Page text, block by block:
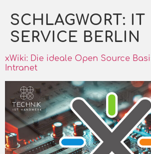
SCHLAGWORT: IT
SERVICE BERLIN
xWiki: Die ideale Open Source
Intranet